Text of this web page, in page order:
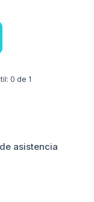
0 de 1
asistencia